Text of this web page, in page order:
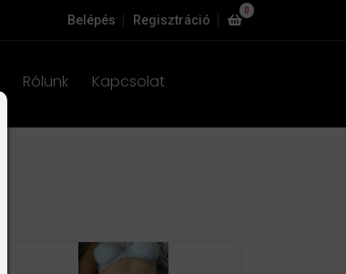
Belépés Regisztráció
0
Rólunk Kapcsolat